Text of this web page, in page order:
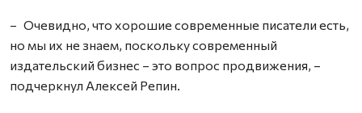
– Очевидно, что хорошие современные писатели есть,
но мы их не знаем, поскольку современный
издательский бизнес – это вопрос продвижения, –
подчеркнул Алексей Репин.